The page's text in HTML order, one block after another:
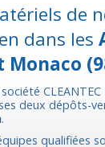
de
dans les
deux dépôts-
.
qualifiées